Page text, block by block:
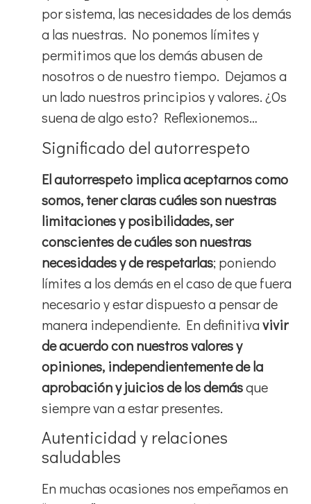
por sistema, las necesidades de los demás
a las nuestras. No ponemos límites y
permitimos que los demás abusen de
nosotros o de nuestro tiempo. Dejamos a
un lado nuestros principios y valores. ¿Os
suena de algo esto? Reflexionemos…
Significado del autorrespeto
El autorrespeto implica aceptarnos como
somos, tener claras cuáles son nuestras
limitaciones y posibilidades, ser
conscientes de cuáles son nuestras
necesidades y de respetarlas; poniendo
límites a los demás en el caso de que fuera
necesario y estar dispuesto a pensar de
manera independiente. En definitivavivir
de acuerdo con nuestros valores y
opiniones, independientemente de la
aprobación y juicios de los demásque
siempre van a estar presentes.
Autenticidad y relaciones
saludables
En muchas ocasiones nos empeñamos en